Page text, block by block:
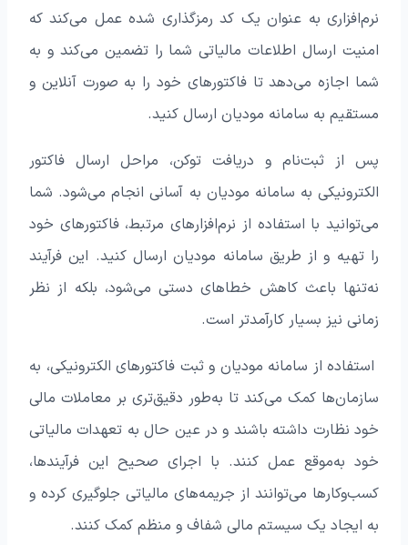
نرم‌افزاری به عنوان یک کد رمزگذاری شده عمل می‌کند که
امنیت ارسال اطلاعات مالیاتی شما را تضمین می‌کند و به
شما اجازه می‌دهد تا فاکتورهای خود را به صورت آنلاین و
مستقیم به سامانه مودیان ارسال کنید.
پس از ثبت‌نام و دریافت توکن، مراحل ارسال فاکتور
الکترونیکی به سامانه مودیان به آسانی انجام می‌شود. شما
می‌توانید با استفاده از نرم‌افزارهای مرتبط، فاکتورهای خود
را تهیه و از طریق سامانه مودیان ارسال کنید. این فرآیند
نه‌تنها باعث کاهش خطاهای دستی می‌شود، بلکه از نظر
زمانی نیز بسیار کارآمدتر است.
استفاده از سامانه مودیان و ثبت فاکتورهای الکترونیکی، به
سازمان‌ها کمک می‌کند تا به‌طور دقیق‌تری بر معاملات مالی
خود نظارت داشته باشند و در عین حال به تعهدات مالیاتی
خود به‌موقع عمل کنند. با اجرای صحیح این فرآیندها،
کسب‌وکارها می‌توانند از جریمه‌های مالیاتی جلوگیری کرده و
به ایجاد یک سیستم مالی شفاف و منظم کمک کنند.